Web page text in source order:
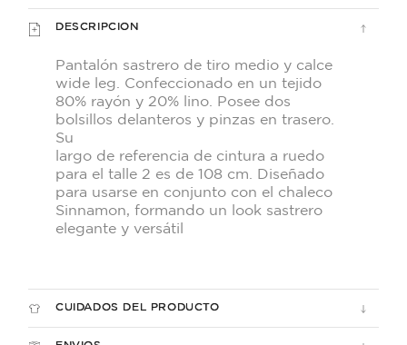
DESCRIPCION
Pantalón sastrero de tiro medio y calce
wide leg. Confeccionado en un tejido
80% rayón y 20% lino. Posee dos
bolsillos delanteros y pinzas en trasero.
Su
largo de referencia de cintura a ruedo
para el talle 2 es de 108 cm. Diseñado
para usarse en conjunto con el chaleco
Sinnamon, formando un look sastrero
elegante y versátil
CUIDADOS DEL PRODUCTO